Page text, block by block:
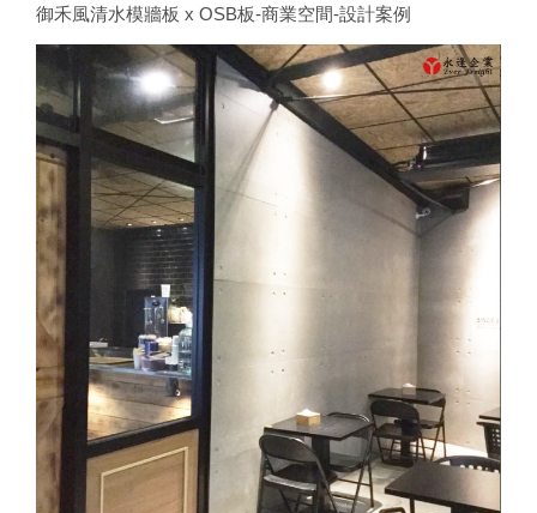
御禾風清水模牆板 x OSB板-商業空間-設計案例